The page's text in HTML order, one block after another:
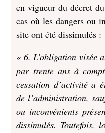
en vigueur du décret
cas où les dangers ou
site ont été dissimulés :
« 6. L’obligation visée
par trente ans à
cessation d’activité a
de l’administration,
ou inconvénients
dissimulés. Toutefois,